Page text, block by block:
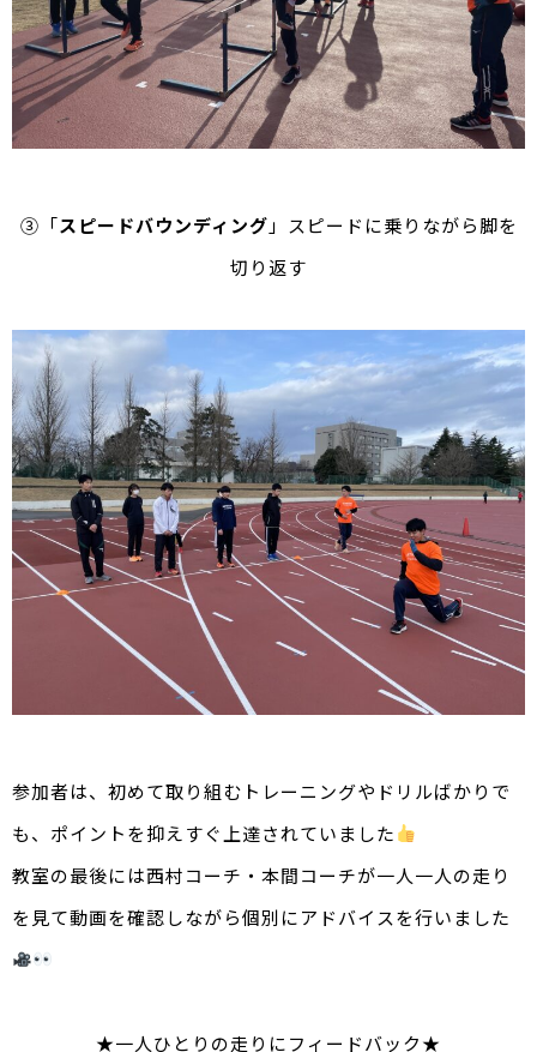
③「スピードバウンディング 」スピードに乗りながら脚を
切り返す
参加者は、初めて取り組むトレーニングやドリルばかりで
も、ポイントを抑えすぐ上達されていました
教室の最後には西村コーチ・本間コーチが一人一人の走り
を見て動画を確認しながら個別にアドバイスを行いました
★一人ひとりの走りにフィードバック★